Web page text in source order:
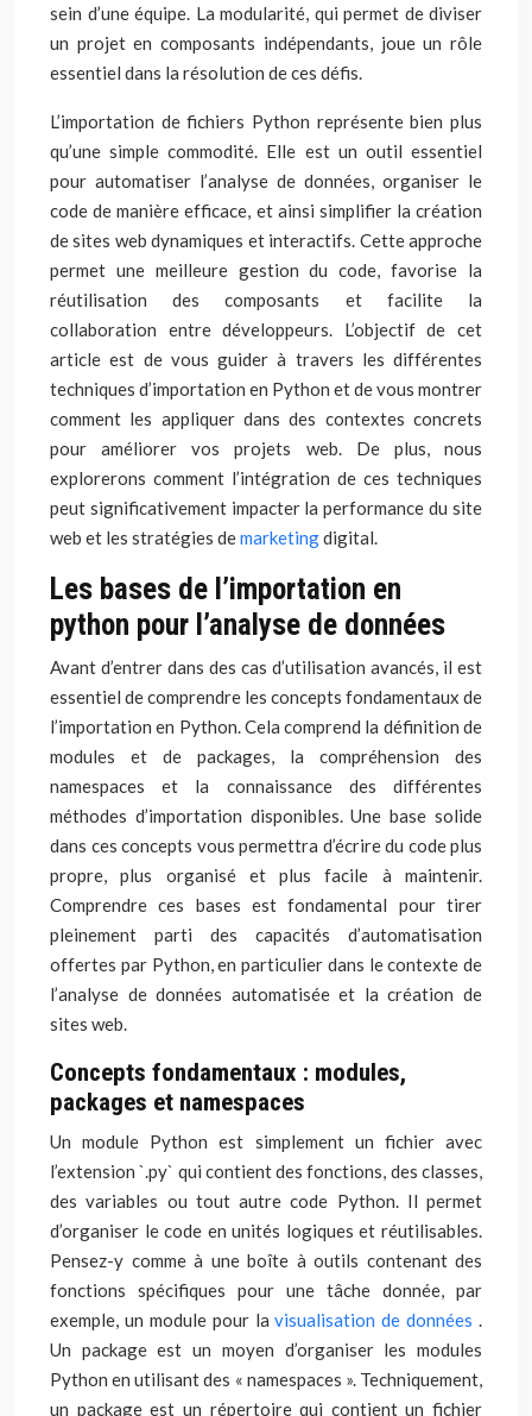
sein d’une équipe. La modularité, qui permet de diviser
un projet en composants indépendants, joue un rôle
essentiel dans la résolution de ces défis.
L’importation de fichiers Python représente bien plus
qu’une simple commodité. Elle est un outil essentiel
pour automatiser l’analyse de données, organiser le
code de manière efficace, et ainsi simplifier la création
de sites web dynamiques et interactifs. Cette approche
permet une meilleure gestion du code, favorise la
réutilisation des composants et facilite la
collaboration entre développeurs. L’objectif de cet
article est de vous guider à travers les différentes
techniques d’importation en Python et de vous montrer
comment les appliquer dans des contextes concrets
pour améliorer vos projets web. De plus, nous
explorerons comment l’intégration de ces techniques
peut significativement impacter la performance du site
web et les stratégies demarketingdigital.
Les bases de l’importation en
python pour l’analyse de données
Avant d’entrer dans des cas d’utilisation avancés, il est
essentiel de comprendre les concepts fondamentaux de
l’importation en Python. Cela comprend la définition de
modules et de packages, la compréhension des
namespaces et la connaissance des différentes
méthodes d’importation disponibles. Une base solide
dans ces concepts vous permettra d’écrire du code plus
propre, plus organisé et plus facile à maintenir.
Comprendre ces bases est fondamental pour tirer
pleinement parti des capacités d’automatisation
offertes par Python, en particulier dans le contexte de
l’analyse de données automatisée et la création de
sites web.
Concepts fondamentaux : modules,
packages et namespaces
Un module Python est simplement un fichier avec
l’extension `.py` qui contient des fonctions, des classes,
des variables ou tout autre code Python. Il permet
d’organiser le code en unités logiques et réutilisables.
Pensez-y comme à une boîte à outils contenant des
fonctions spécifiques pour une tâche donnée, par
exemple, un module pour lavisualisation de données .
Un package est un moyen d’organiser les modules
Python en utilisant des « namespaces ». Techniquement,
un package est un répertoire qui contient un fichier